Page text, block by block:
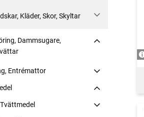
Kläder, Skor, Skyltar
Dammsugare,
Entrémattor